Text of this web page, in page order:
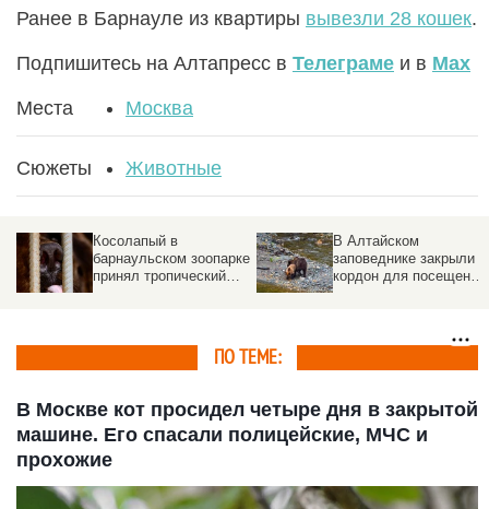
Ранее в Барнауле из квартиры вывезли 28 кошек.
Подпишитесь на Алтапресс в Телеграме и в Max
Места Москва
Сюжеты Животные
Косолапый в
барнаульском зоопарке
принял тропический
В Алтайском
заповеднике закрыли
кордон для посещений.
ПО ТЕМЕ:
В Москве кот просидел четыре дня в закрытой
машине. Его спасали полицейские, МЧС и
прохожие